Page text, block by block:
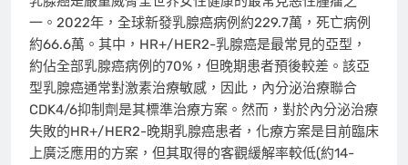
一。2022年，全球新發乳腺癌病例約229.7萬，死亡病例
約66.6萬。其中，HR+/HER2-乳腺癌是最常見的亞型，
約佔全部乳腺癌病例的70%，但晚期患者預後較差。該亞
型乳腺癌通常對激素治療敏感，因此，內分泌治療聯合
CDK4/6抑制劑是其標準治療方案。然而，對於內分泌治療
失敗的HR+/HER2-晚期乳腺癌患者，化療方案是目前臨床
上廣泛應用的方案，但其取得的客觀緩解率較低(約14-